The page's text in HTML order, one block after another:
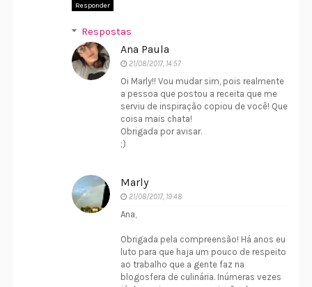
Responder
Respostas
Ana Paula
21/08/2017, 14:57
Oi Marly!! Vou mudar sim, pois realmente
a pessoa que postou a receita que me
serviu de inspiração copiou de você! Que
coisa mais chata!
Obrigada por avisar.
;)
Marly
21/08/2017, 19:48
Ana,
Obrigada pela compreensão! Há anos eu
luto para que haja um pouco de respeito
ao trabalho que a gente faz na
blogosfera de culinária. Inúmeras vezes